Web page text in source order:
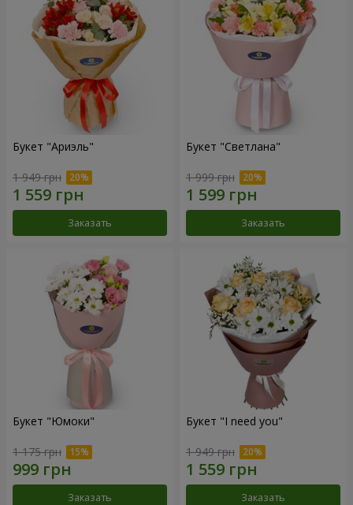
Букет "Ариэль"
1 949 грн
Заказать
Букет "Светлана"
1 999 грн
Заказать
Букет "Юмоки"
1 175 грн
Заказать
Букет "I need you"
1 949 грн
Заказать